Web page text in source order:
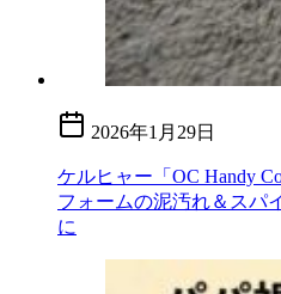
2026年1月29日
ケルヒャー「OC Handy
フォームの泥汚れ＆スパ
に